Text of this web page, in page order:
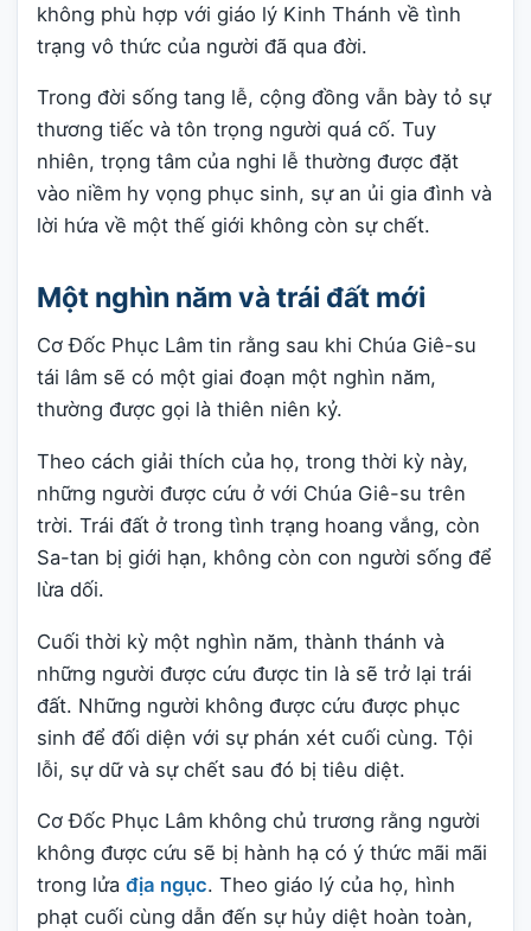
không phù hợp với giáo lý Kinh Thánh về tình
trạng vô thức của người đã qua đời.
Trong đời sống tang lễ, cộng đồng vẫn bày tỏ sự
thương tiếc và tôn trọng người quá cố. Tuy
nhiên, trọng tâm của nghi lễ thường được đặt
vào niềm hy vọng phục sinh, sự an ủi gia đình và
lời hứa về một thế giới không còn sự chết.
Một nghìn năm và trái đất mới
Cơ Đốc Phục Lâm tin rằng sau khi Chúa Giê-su
tái lâm sẽ có một giai đoạn một nghìn năm,
thường được gọi là thiên niên kỷ.
Theo cách giải thích của họ, trong thời kỳ này,
những người được cứu ở với Chúa Giê-su trên
trời. Trái đất ở trong tình trạng hoang vắng, còn
Sa-tan bị giới hạn, không còn con người sống để
lừa dối.
Cuối thời kỳ một nghìn năm, thành thánh và
những người được cứu được tin là sẽ trở lại trái
đất. Những người không được cứu được phục
sinh để đối diện với sự phán xét cuối cùng. Tội
lỗi, sự dữ và sự chết sau đó bị tiêu diệt.
Cơ Đốc Phục Lâm không chủ trương rằng người
không được cứu sẽ bị hành hạ có ý thức mãi mãi
trong lửa địa ngục. Theo giáo lý của họ, hình
phạt cuối cùng dẫn đến sự hủy diệt hoàn toàn,